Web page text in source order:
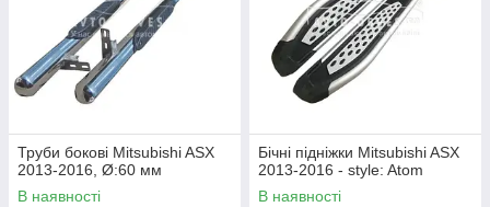
Труби бокові Mitsubishi ASX
2013-2016, Ø:60 мм
В наявності
Бічні підніжки Mitsubishi ASX
2013-2016 - style: Atom
В наявності